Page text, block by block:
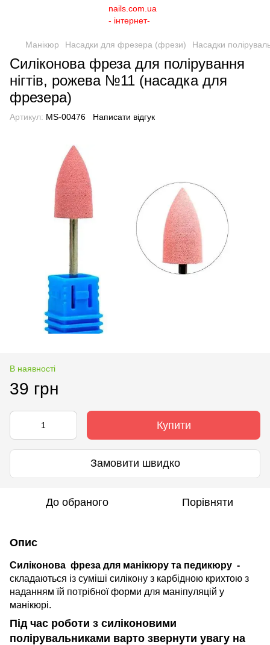
Манікюр Насадки для фрезера (фрези) Насадки
Силіконова фреза для полірування
нігтів, рожева №11 (насадка для
фрезера)
Артикул: MS-00476 Написати відгук
В наявності
39 грн
Купити
Замовити швидко
До обраного Порівняти
Опис
Силіконова фреза для манікюру та педикюру -
складаються із суміші силікону з карбідною крихтою з
наданням їй потрібної форми для маніпуляцій у
манікюрі.
Під час роботи з силіконовими
полірувальниками варто звернути увагу на